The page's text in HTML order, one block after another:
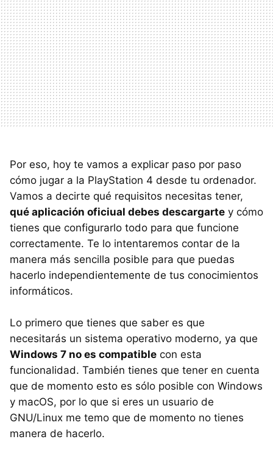
Por eso, hoy te vamos a explicar paso por paso
cómo jugar a la PlayStation 4 desde tu ordenador.
Vamos a decirte qué requisitos necesitas tener,
qué aplicación oficiual debes descargarte y cómo
tienes que configurarlo todo para que funcione
correctamente. Te lo intentaremos contar de la
manera más sencilla posible para que puedas
hacerlo independientemente de tus conocimientos
informáticos.
Lo primero que tienes que saber es que
necesitarás un sistema operativo moderno, ya que
Windows 7 no es compatible con esta
funcionalidad. También tienes que tener en cuenta
que de momento esto es sólo posible con Windows
y macOS, por lo que si eres un usuario de
GNU/Linux me temo que de momento no tienes
manera de hacerlo.